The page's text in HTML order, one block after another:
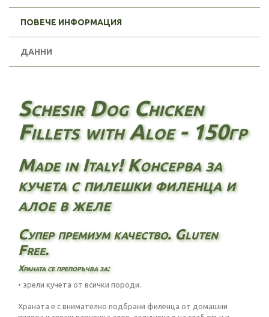
ПОВЕЧЕ ИНФОРМАЦИЯ
ДАННИ
Schesir Dog Chicken
Fillets with Aloe - 150гр
Made in Italy! Консерва за
кучета с пилешки филенца и
алое в желе
Супер премиум качество. Gluten
Free.
Храната се препоръчва за:
• зрели кучета от всички породи.
Храната е с внимателно подбрани филенца от домашни